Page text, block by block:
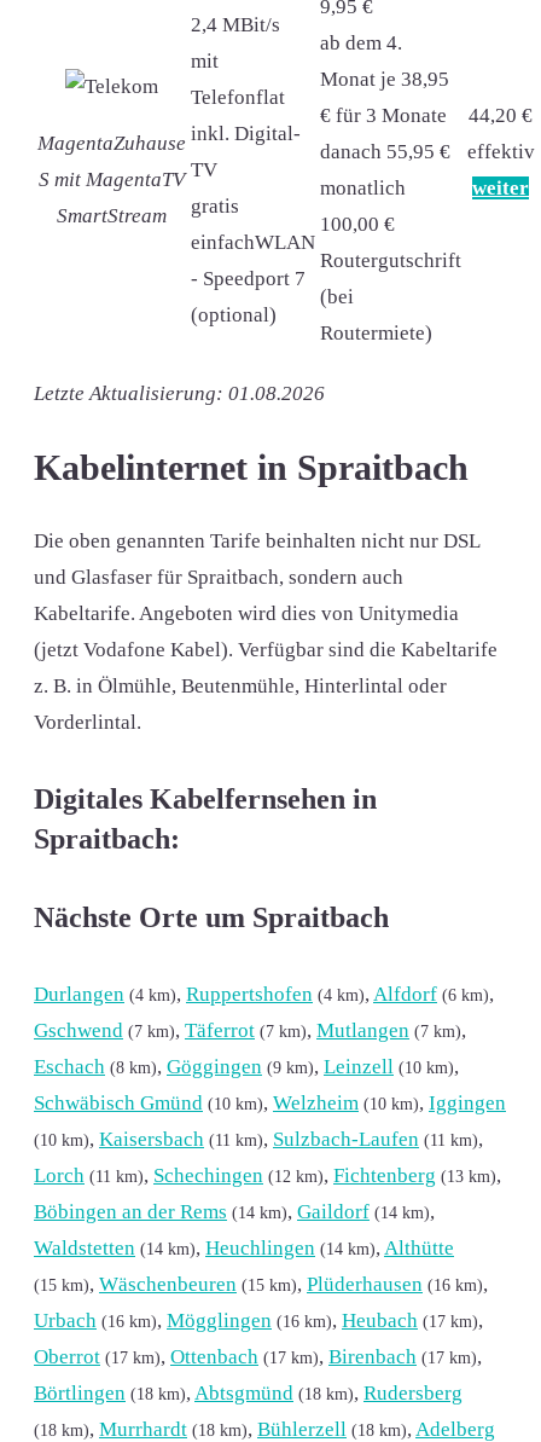
MagentaZuhause
S mit MagentaTV
SmartStream
2,4 MBit/s
mit
Telefonflat
inkl. Digital-
TV
gratis
einfachWLAN
- Speedport 7
(optional)
9,95 €
ab dem 4.
Monat je 38,95
€ für 3 Monate
danach 55,95 €
monatlich
100,00 €
Routergutschrift
(bei
Routermiete)
44,20 €
effektiv
weiter
Letzte Aktualisierung: 01.08.2026
Kabelinternet in Spraitbach
Die oben genannten Tarife beinhalten nicht nur DSL
und Glasfaser für Spraitbach, sondern auch
Kabeltarife. Angeboten wird dies von Unitymedia
(jetzt Vodafone Kabel). Verfügbar sind die Kabeltarife
z. B. in Ölmühle, Beutenmühle, Hinterlintal oder
Vorderlintal.
Digitales Kabelfernsehen in
Spraitbach:
Nächste Orte um Spraitbach
Durlangen (4 km), Ruppertshofen (4 km), Alfdorf (6 km),
Gschwend (7 km), Täferrot (7 km), Mutlangen (7 km),
Eschach (8 km), Göggingen (9 km), Leinzell (10 km),
Schwäbisch Gmünd (10 km), Welzheim (10 km), Iggingen
(10 km), Kaisersbach (11 km), Sulzbach-Laufen (11 km),
Lorch (11 km), Schechingen (12 km), Fichtenberg (13 km),
Böbingen an der Rems (14 km), Gaildorf (14 km),
Waldstetten (14 km), Heuchlingen (14 km), Althütte
(15 km), Wäschenbeuren (15 km), Plüderhausen (16 km),
Urbach (16 km), Mögglingen (16 km), Heubach (17 km),
Oberrot (17 km), Ottenbach (17 km), Birenbach (17 km),
Börtlingen (18 km), Abtsgmünd (18 km), Rudersberg
(18 km), Murrhardt (18 km), Bühlerzell (18 km), Adelberg